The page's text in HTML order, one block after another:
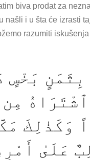
biva prodat za
našli i u šta će izrasti
razumiti
بِثَمَنٍ بَخْسٍ
وَكَذٰلِكَ
عَلَىٰ